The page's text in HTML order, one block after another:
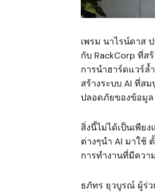
เพรม นาไรน์ดาส
กับ RackCorp ที่ส
การนำฮาร์ดแวร์ล้
สร้างระบบ AI ที่ส
ปลอดภัยของข้อมูล
สิ่งนี้ไม่ได้เป็นเพีย
ต่างๆนำ AI มาใช้
การทำงานที่มีควา
ธภัทร ยุวบูรณ์ ผู้ร่ว